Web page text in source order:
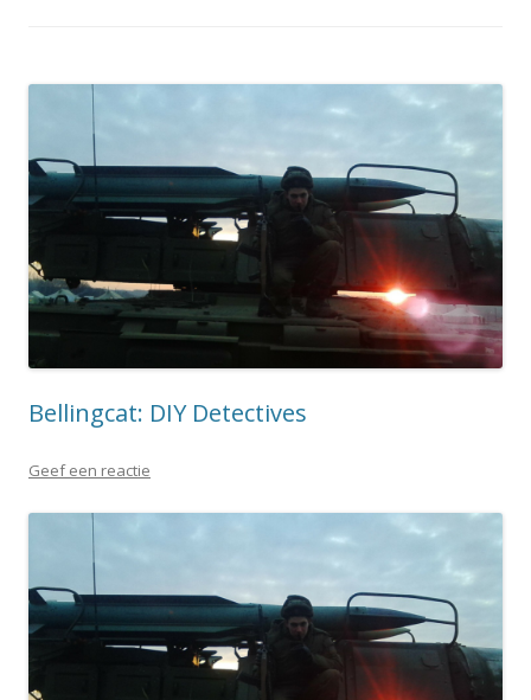
Bellingcat: DIY Detectives
Geef een reactie